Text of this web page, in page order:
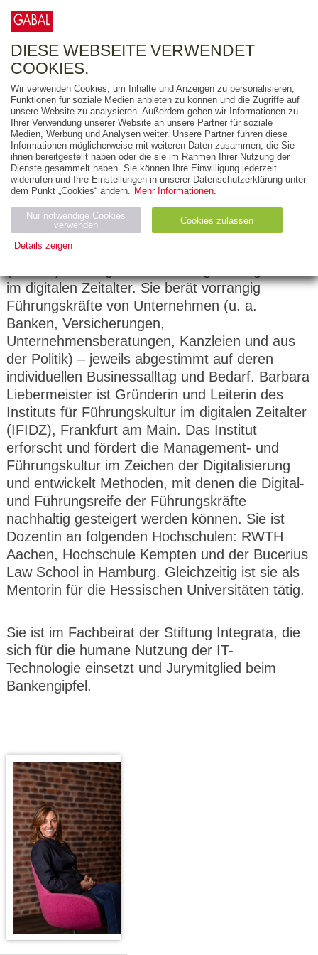
Barbara Liebermeister
Barbara Liebermeister ist
Managementberaterin, Buchautorin und
Rednerin. Sie begann ihre berufliche Karriere im
Marketing internationaler Konzerne (u. a.
Christian Dior, L’OREAL und Hoechst).
Ihre Schwerpunktthemen sind Leadership,
im digitalen Zeitalter. Sie berät vorrangig
Führungskräfte von Unternehmen (u. a.
Banken, Versicherungen,
Unternehmensberatungen, Kanzleien und aus
der Politik) – jeweils abgestimmt auf deren
individuellen Businessalltag und Bedarf. Barbara
Liebermeister ist Gründerin und Leiterin des
Instituts für Führungskultur im digitalen Zeitalter
(IFIDZ), Frankfurt am Main. Das Institut
erforscht und fördert die Management- und
Führungskultur im Zeichen der Digitalisierung
und entwickelt Methoden, mit denen die Digital-
und Führungsreife der Führungskräfte
nachhaltig gesteigert werden können. Sie ist
Dozentin an folgenden Hochschulen: RWTH
Aachen, Hochschule Kempten und der Bucerius
Law School in Hamburg. Gleichzeitig ist sie als
Mentorin für die Hessischen Universitäten tätig.
Sie ist im Fachbeirat der Stiftung Integrata, die
sich für die humane Nutzung der IT-
Technologie einsetzt und Jurymitglied beim
Bankengipfel.
DIESE WEBSEITE VERWENDET
COOKIES.
Wir verwenden Cookies, um Inhalte und Anzeigen zu personalisieren,
Funktionen für soziale Medien anbieten zu können und die Zugriffe auf
unsere Website zu analysieren. Außerdem geben wir Informationen zu
Ihrer Verwendung unserer Website an unsere Partner für soziale
Medien, Werbung und Analysen weiter. Unsere Partner führen diese
Informationen möglicherweise mit weiteren Daten zusammen, die Sie
ihnen bereitgestellt haben oder die sie im Rahmen Ihrer Nutzung der
Dienste gesammelt haben. Sie können Ihre Einwilligung jederzeit
widerrufen und Ihre Einstellungen in unserer Datenschutzerklärung unter
dem Punkt „Cookies“ ändern. Mehr Informationen.
Nur notwendige Cookies
verwenden
Cookies zulassen
Details zeigen
Name
Anbiet
er
CMS_S
ESSION
_ID
gabal-
verlag.
de
Wird für die Speicherung der Benutzer-
Session verwendet
on
T
P
GV_CO
OKIES
gabal-
verlag.
de
Speichert den Zustimmungsstatus des
Benutzers für Cookies auf der aktuellen
Domäne.
90
Ta
T
T